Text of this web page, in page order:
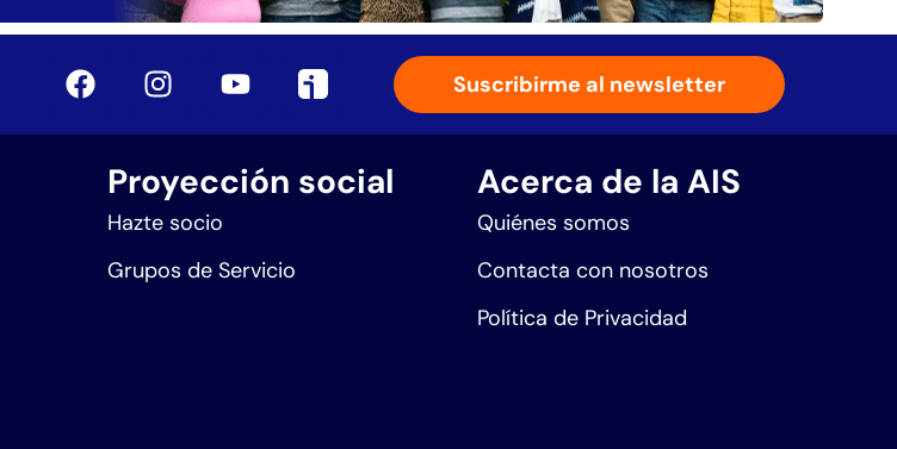
Suscribirme al newsletter
Proyección social
Hazte socio
Grupos de Servicio
Acerca de la AIS
Quiénes somos
Contacta con nosotros
Política de Privacidad